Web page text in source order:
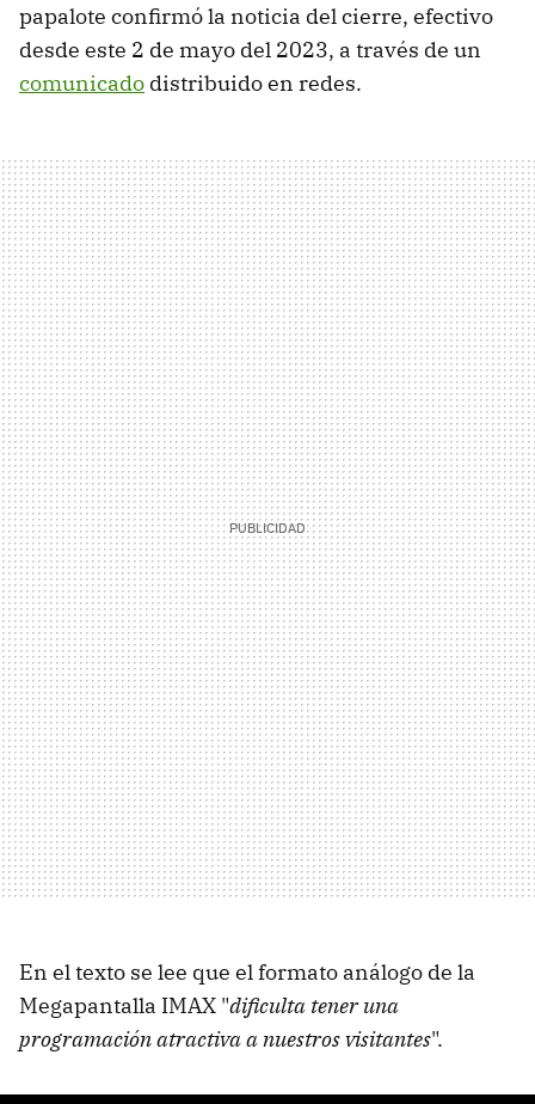
papalote confirmó la noticia del cierre, efectivo
desde este 2 de mayo del 2023, a través de un
comunicado distribuido en redes.
En el texto se lee que el formato análogo de la
Megapantalla IMAX "dificulta tener una
programación atractiva a nuestros visitantes".